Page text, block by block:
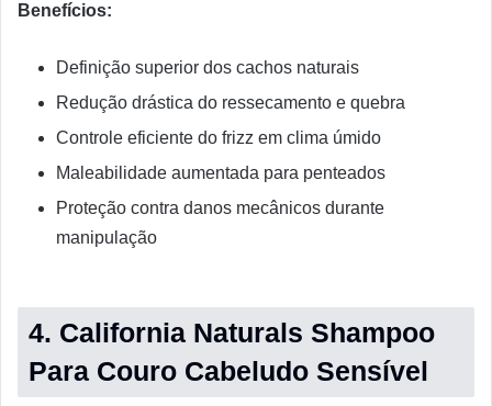
Benefícios:
Definição superior dos cachos naturais
Redução drástica do ressecamento e quebra
Controle eficiente do frizz em clima úmido
Maleabilidade aumentada para penteados
Proteção contra danos mecânicos durante
manipulação
4. California Naturals Shampoo
Para Couro Cabeludo Sensível